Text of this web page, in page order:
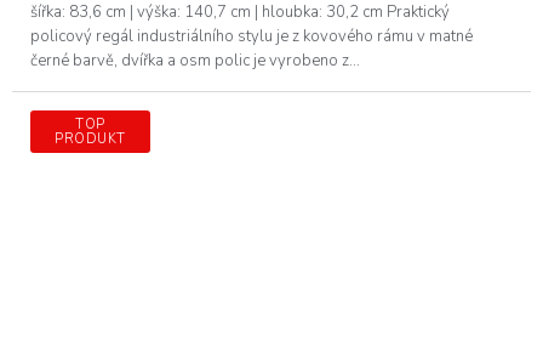
šířka: 83,6 cm | výška: 140,7 cm | hloubka: 30,2 cm Praktický
policový regál industriálního stylu je z kovového rámu v matné
černé barvě, dvířka a osm polic je vyrobeno z...
TOP
PRODUKT